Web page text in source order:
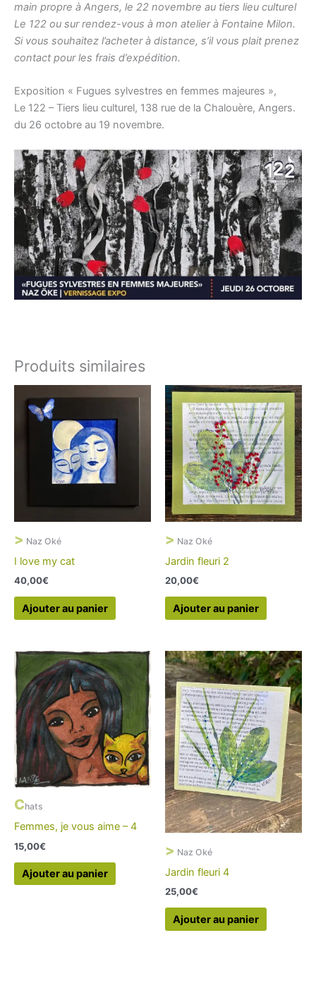
main propre à Angers, le 22 novembre au tiers lieu culturel
Le 122 ou sur rendez-vous à mon atelier à Fontaine Milon.
Si vous souhaitez l’acheter à distance, s’il vous plait prenez
contact pour les frais d’expédition.
Exposition « Fugues sylvestres en femmes majeures »,
Le 122 – Tiers lieu culturel, 138 rue de la Chalouère, Angers.
du 26 octobre au 19 novembre.
Produits similaires
> Naz Oké
I love my cat
40,00€
Ajouter au panier
> Naz Oké
Jardin fleuri 2
20,00€
Ajouter au panier
Chats
Femmes, je vous aime – 4
15,00€
Ajouter au panier
> Naz Oké
Jardin fleuri 4
25,00€
Ajouter au panier